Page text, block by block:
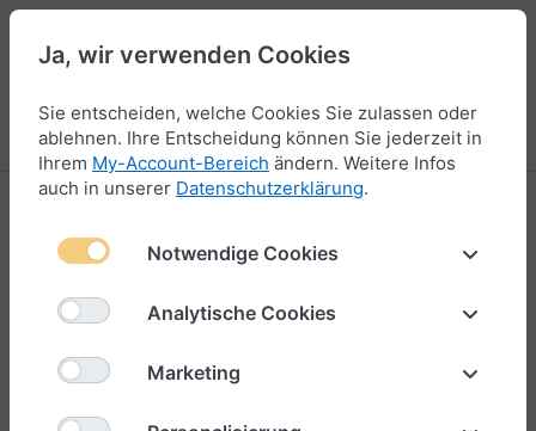
Menü Anmelden Vergleichen Wunschliste Warenkorb
von2
Ja, wir verwenden Cookies
Sie entscheiden, welche Cookies Sie zulassen oder
ablehnen. Ihre Entscheidung können Sie jederzeit in
Ihrem My-Account-Bereich ändern. Weitere Infos
auch in unserer Datenschutzerklärung.
Notwendige Cookies
Analytische Cookies
Marketing